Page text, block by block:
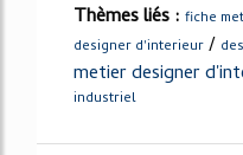
Thèmes liés : fiche
designer d'interieur /
metier designer
industriel